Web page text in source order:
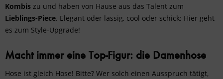
Kombis zu und haben von Hause aus das Talent zum
Lieblings-Piece. Elegant oder lässig, cool oder schick: Hier geht
es zum Style-Upgrade!
Macht immer eine Top-Figur: die Damenhose
Hose ist gleich Hose! Bitte? Wer solch einen Ausspruch tätigt,